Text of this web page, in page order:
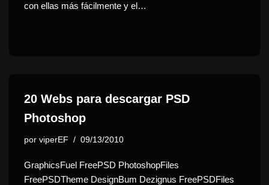
con ellas más fácilmente y el…
20 Webs para descargar PSD
Photoshop
por viperEF 09/13/2010
GraphicsFuel FreePSD PhotoshopFiles
FreePSDTheme DesignBum Dezignus FreePSDFiles